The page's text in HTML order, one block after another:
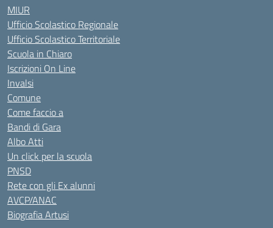
MIUR
Ufficio Scolastico Regionale
Ufficio Scolastico Territoriale
Scuola in Chiaro
Iscrizioni On Line
Invalsi
Comune
Come faccio a
Bandi di Gara
Albo Atti
Un click per la scuola
PNSD
Rete con gli Ex alunni
AVCP/ANAC
Biografia Artusi